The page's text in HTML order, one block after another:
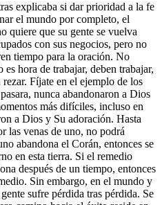
explicaba si dar prioridad a la fe
el mundo por completo, el
quiere que su gente se vuelva
con sus negocios, pero no
tiempo para la oración. No
hora de trabajar, deben trabajar,
Fíjate en el ejemplo de los
nunca abandonaron a Dios
más difíciles, incluso en
a Dios y Su adoración. Hasta
las venas de uno, no podrá
abandona el Corán, entonces se
en esta tierra. Si el remedio
después de un tiempo, entonces
Sin embargo, en el mundo y
sufre pérdida tras pérdida. Se